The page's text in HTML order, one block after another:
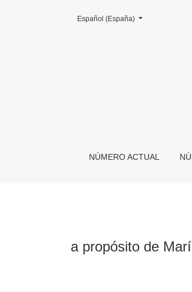
a propósito de María
NÚMERO ACTUAL
Cambiar el idioma. El actual es:
Español (España)
a propósito de